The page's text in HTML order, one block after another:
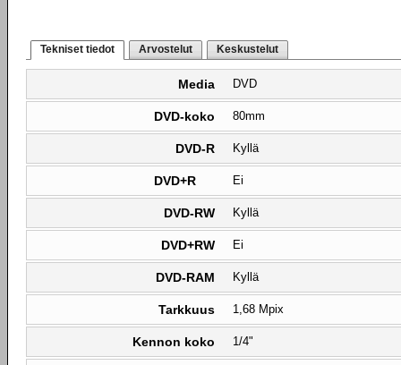
Tekniset tiedot Arvostelut Keskustelut
Media DVD
DVD-koko 80mm
DVD-R Kyllä
DVD+R Ei
DVD-RW Kyllä
DVD+RW Ei
DVD-RAM Kyllä
Tarkkuus 1,68 Mpix
Kennon koko 1/4"